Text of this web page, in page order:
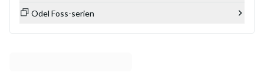
Odel Foss-serien